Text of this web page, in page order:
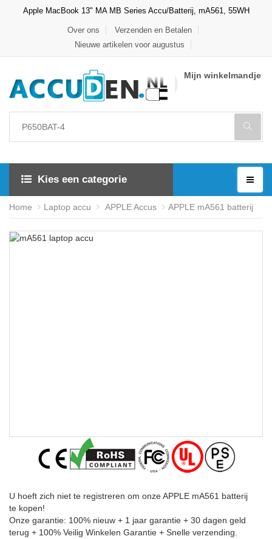
Apple MacBook 13" MA MB Series Accu/Batterij, mA561, 55WH
Over ons
Verzenden en Betalen
Nieuwe artikelen voor augustus
Mijn winkelmandje
Kies een categorie
Home Laptop accu APPLE Accus APPLE mA561 batterij
U hoeft zich niet te registreren om onze APPLE mA561 batterij
te kopen!
Onze garantie: 100% nieuw + 1 jaar garantie + 30 dagen geld
terug + 100% Veilig Winkelen Garantie + Snelle verzending.